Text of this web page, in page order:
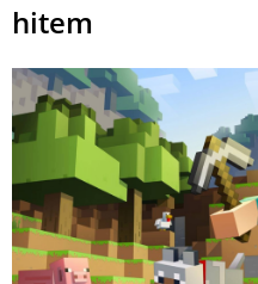
hitem